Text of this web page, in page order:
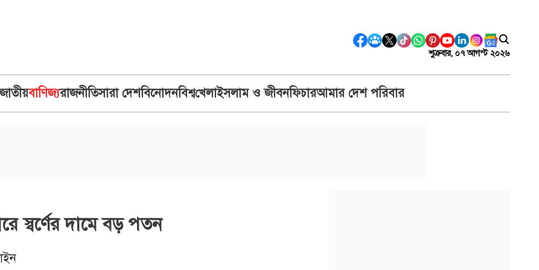
শুক্রবার, ০৭ আগস্ট ২০২৬
জাতীয়বাণিজ্যরাজনীতিসারা দেশবিনোদনবিশ্বখেলাইসলাম ও জীবনফিচারআমার দেশ পরিবার
স্বর্ণের দামে বড় পতন